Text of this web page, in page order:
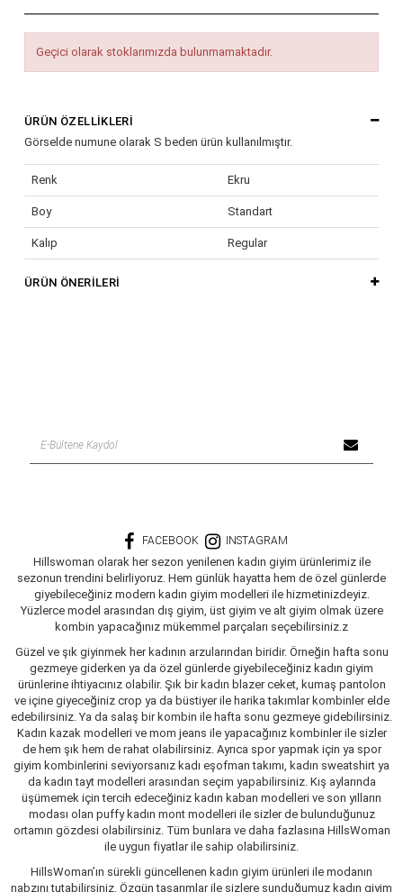
Geçici olarak stoklarımızda bulunmamaktadır.
ÜRÜN ÖZELLIKLERI
Görselde numune olarak S beden ürün kullanılmıştır.
Renk Ekru
Boy Standart
Kalıp Regular
Kumaş Tipi
ÜRÜN ÖNERILERI
FACEBOOK INSTAGRAM
Hillswoman olarak her sezon yenilenen kadın giyim ürünlerimiz ile
sezonun trendini belirliyoruz. Hem günlük hayatta hem de özel günlerde
giyebileceğiniz modern kadın giyim modelleri ile hizmetinizdeyiz.
Yüzlerce model arasından dış giyim, üst giyim ve alt giyim olmak üzere
kombin yapacağınız mükemmel parçaları seçebilirsiniz.z
Güzel ve şık giyinmek her kadının arzularından biridir. Örneğin hafta sonu
gezmeye giderken ya da özel günlerde giyebileceğiniz kadın giyim
ürünlerine ihtiyacınız olabilir. Şık bir kadın blazer ceket, kumaş pantolon
ve içine giyeceğiniz crop ya da büstiyer ile harika takımlar kombinler elde
edebilirsiniz. Ya da salaş bir kombin ile hafta sonu gezmeye gidebilirsiniz.
Kadın kazak modelleri ve mom jeans ile yapacağınız kombinler ile sizler
de hem şık hem de rahat olabilirsiniz. Ayrıca spor yapmak için ya spor
giyim kombinlerini seviyorsanız kadı eşofman takımı, kadın sweatshirt ya
da kadın tayt modelleri arasından seçim yapabilirsiniz. Kış aylarında
üşümemek için tercih edeceğiniz kadın kaban modelleri ve son yılların
modası olan puffy kadın mont modelleri ile sizler de bulunduğunuz
ortamın gözdesi olabilirsiniz. Tüm bunlara ve daha fazlasına HillsWoman
ile uygun fiyatlar ile sahip olabilirsiniz.
HillsWoman’ın sürekli güncellenen kadın giyim ürünleri ile modanın
nabzını tutabilirsiniz. Özgün tasarımlar ile sizlere sunduğumuz kadın giyim